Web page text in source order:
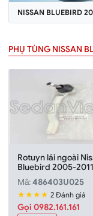
NISSAN BLUEBIRD
PHỤ TÙNG NISSAN
Rotuyn lái ngoài
Bluebird 2005-2011
Mã:486403U025
★★★★ 2 Đánh giá
Gọi 0982.161.161